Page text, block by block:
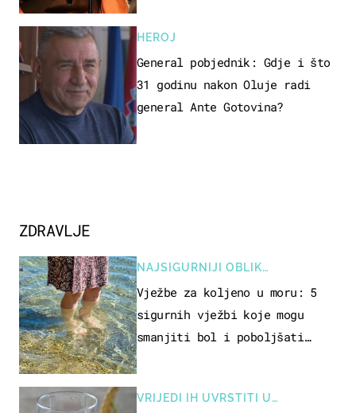
HEROJ
General pobjednik: Gdje i što
31 godinu nakon Oluje radi
general Ante Gotovina?
ZDRAVLJE
NAJSIGURNIJI OBLIK
REKREACIJE
Vježbe za koljeno u moru: 5
sigurnih vježbi koje mogu
smanjiti bol i poboljšati
VRIJEDI IH UVRSTITI U